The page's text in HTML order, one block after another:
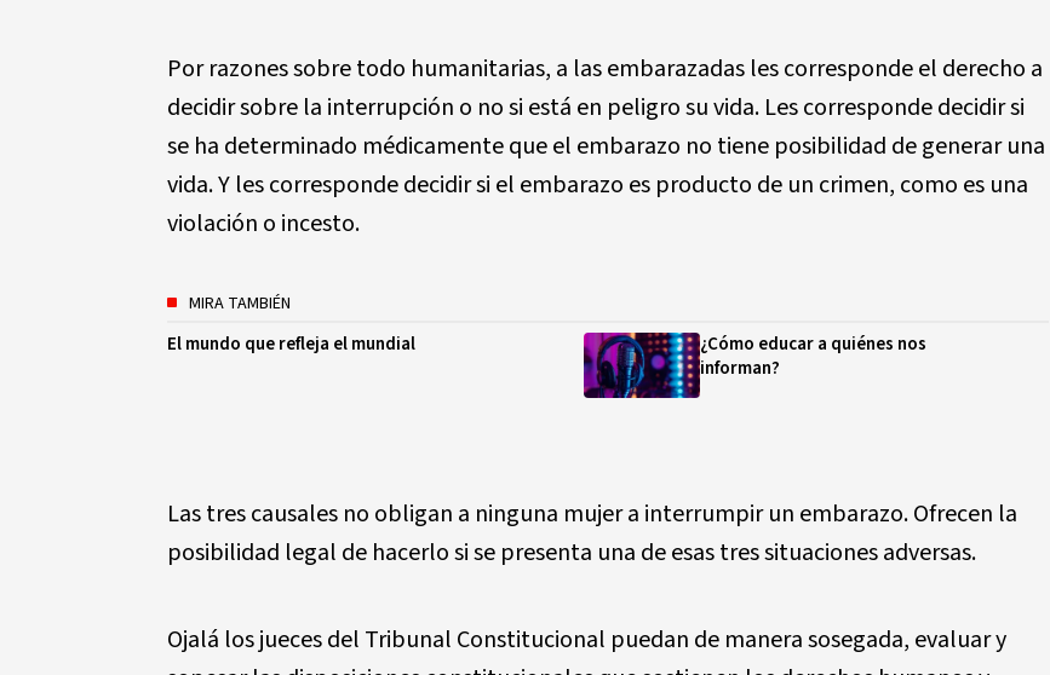
Por razones sobre todo humanitarias, a las embarazadas les corresponde el derecho a
decidir sobre la interrupción o no si está en peligro su vida. Les corresponde decidir si
se ha determinado médicamente que el embarazo no tiene posibilidad de generar una
vida. Y les corresponde decidir si el embarazo es producto de un crimen, como es una
violación o incesto.
MIRA TAMBIÉN
El mundo que refleja el mundial
¿Cómo educar a quiénes nos
informan?
Las tres causales no obligan a ninguna mujer a interrumpir un embarazo. Ofrecen la
posibilidad legal de hacerlo si se presenta una de esas tres situaciones adversas.
Ojalá los jueces del Tribunal Constitucional puedan de manera sosegada, evaluar y